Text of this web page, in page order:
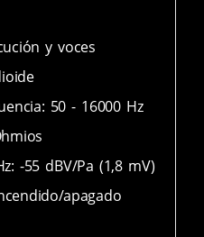
y voces
50 - 16000 Hz
-55 dBV/Pa (1,8 mV)
apagado